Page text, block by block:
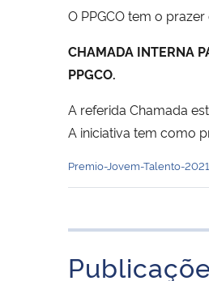
O PPGCO tem o
CHAMADA INTERNA
PPGCO.
A referida Chamada
A iniciativa tem como
Premio-Jovem-Talento-2021